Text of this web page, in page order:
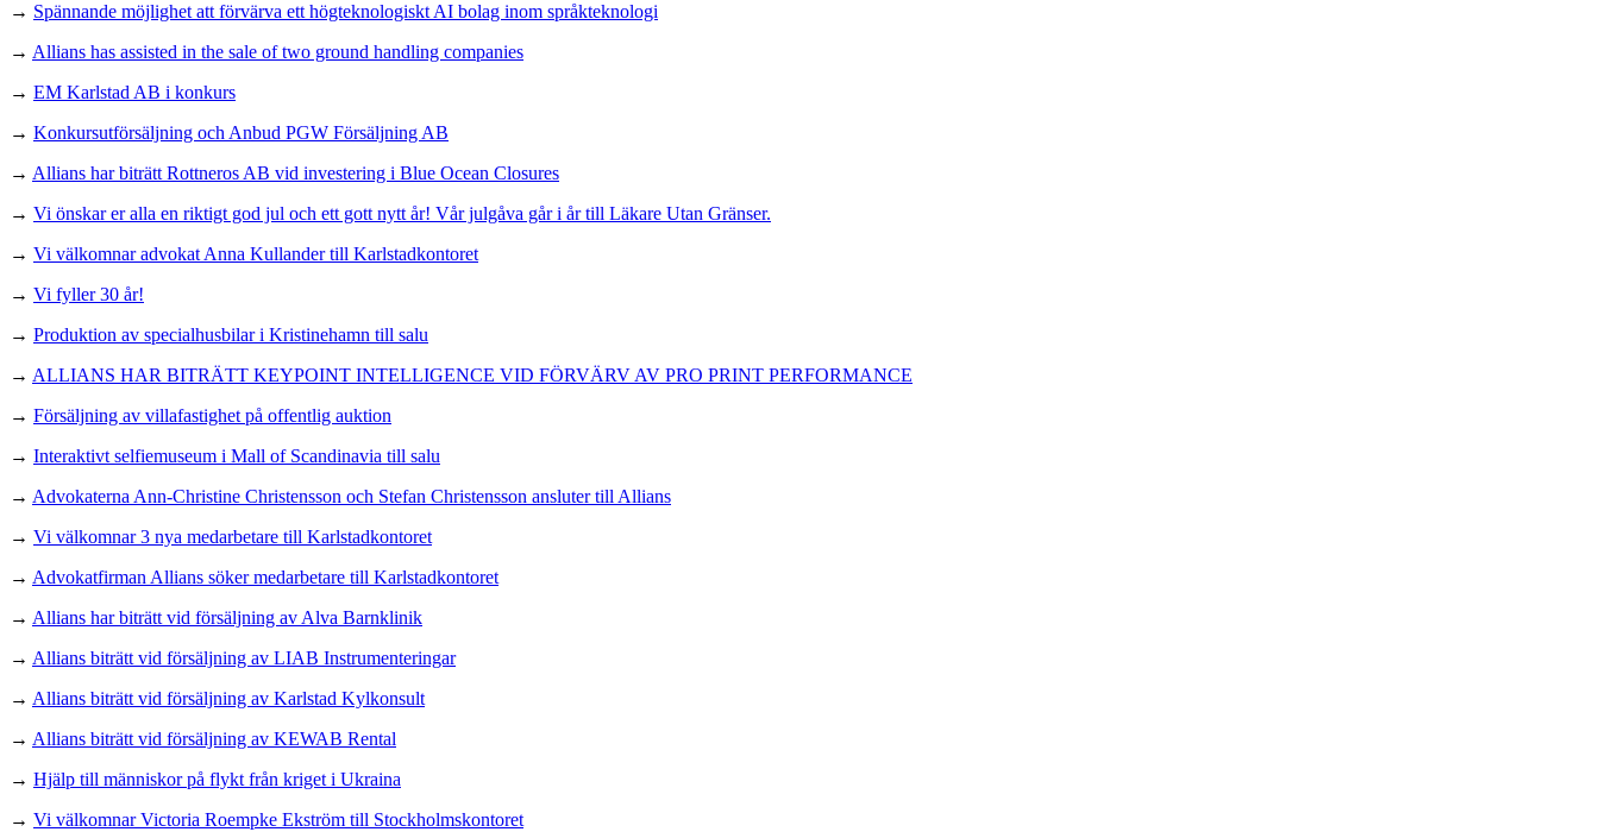
→ Spännande möjlighet att förvärva ett högteknologiskt AI bolag inom språkteknologi
→ Allians has assisted in the sale of two ground handling companies
→ EM Karlstad AB i konkurs
→ Konkursutförsäljning och Anbud PGW Försäljning AB
→ Allians har biträtt Rottneros AB vid investering i Blue Ocean Closures
→ Vi önskar er alla en riktigt god jul och ett gott nytt år! Vår julgåva går i år till Läkare Utan Gränser.
→ Vi välkomnar advokat Anna Kullander till Karlstadkontoret
→ Vi fyller 30 år!
→ Produktion av specialhusbilar i Kristinehamn till salu
→ ALLIANS HAR BITRÄTT KEYPOINT INTELLIGENCE VID FÖRVÄRV AV PRO PRINT PERFORMANCE
→ Försäljning av villafastighet på offentlig auktion
→ Interaktivt selfiemuseum i Mall of Scandinavia till salu
→ Advokaterna Ann-Christine Christensson och Stefan Christensson ansluter till Allians
→ Vi välkomnar 3 nya medarbetare till Karlstadkontoret
→ Advokatfirman Allians söker medarbetare till Karlstadkontoret
→ Allians har biträtt vid försäljning av Alva Barnklinik
→ Allians biträtt vid försäljning av LIAB Instrumenteringar
→ Allians biträtt vid försäljning av Karlstad Kylkonsult
→ Allians biträtt vid försäljning av KEWAB Rental
→ Hjälp till människor på flykt från kriget i Ukraina
→ Vi välkomnar Victoria Roempke Ekström till Stockholmskontoret